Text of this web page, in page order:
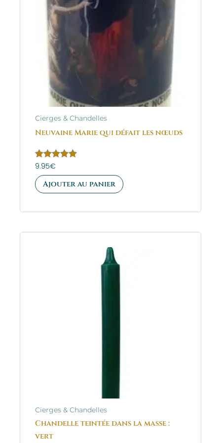
Cierges & Chandelles
Neuvaine Marie qui défait les nœuds
Note
sur 5
9.95€
Ajouter au panier
Cierges & Chandelles
Chandelle teintée dans la masse :
vert